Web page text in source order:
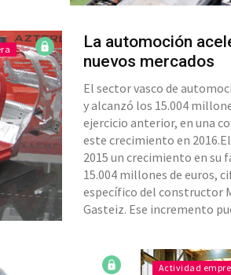
de
l
La automoción
nuevos mercados
El sector vasco de
y alcanzó los 15.004
ejercicio anterior, en una
este crecimiento en
2015 un crecimiento en su
15.004 millones de euros,
específico del constructor
Gasteiz. Ese incremento
Actividad